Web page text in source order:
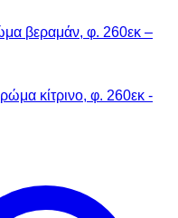
βεραμάν, φ. 260εκ –